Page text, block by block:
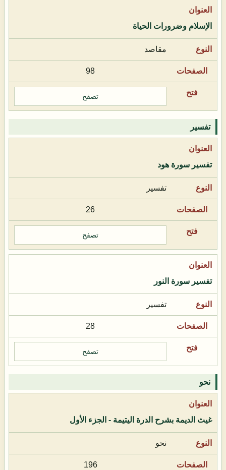
الإسلام وضرورات الحياة
مقاصد
98
تصفح
تفسير
تفسير سورة هود
تفسير
26
تصفح
تفسير سورة النور
تفسير
28
تصفح
نحو
غيث الديمة بشرح الدرة اليتيمة - الجزء الأول
نحو
196